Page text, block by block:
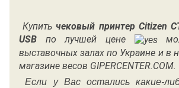
Купить чековый принтер Citizen
USB по лучшей цене
выставочных залах по Украине и в
магазине весов GIPERCENTER.COM.
Если у Вас остались какие-